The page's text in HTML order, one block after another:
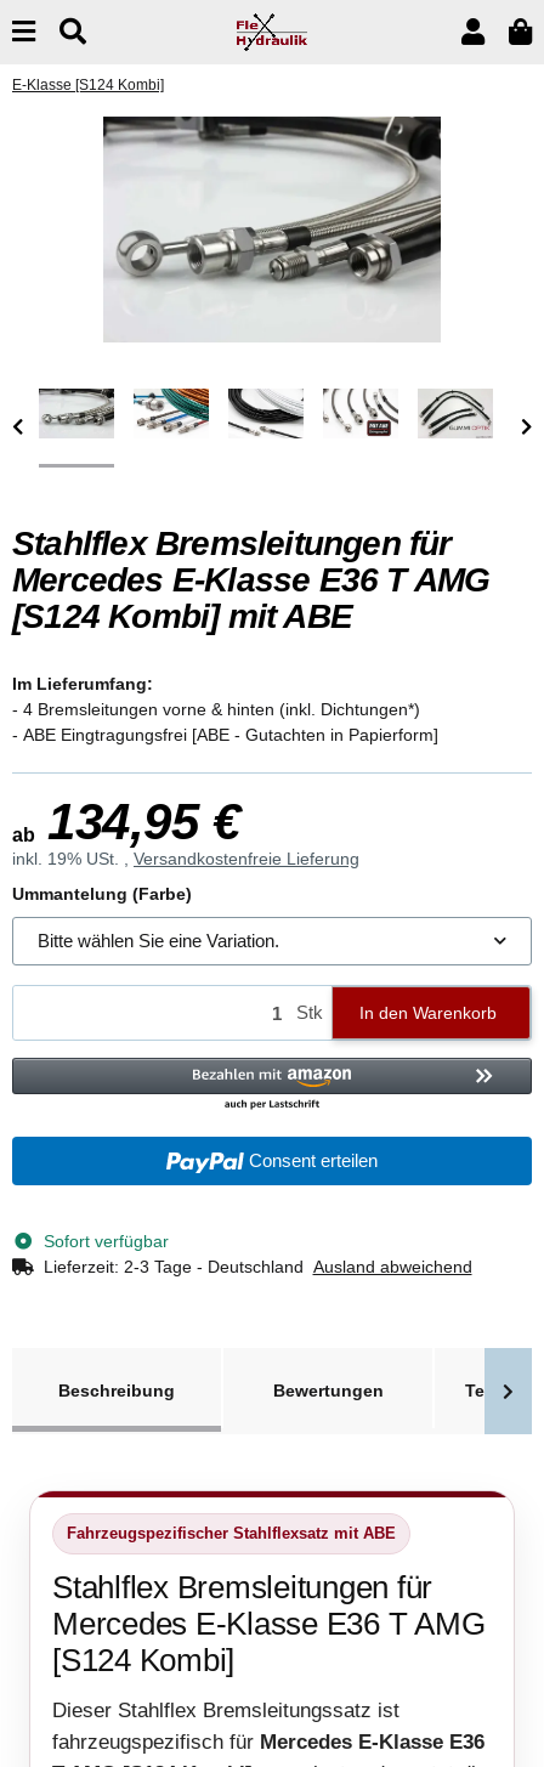
E-Klasse [S124 Kombi]
Stahlflex Bremsleitungen für
Mercedes E-Klasse E36 T AMG
[S124 Kombi] mit ABE
Im Lieferumfang:
- 4 Bremsleitungen vorne & hinten (inkl. Dichtungen*)
- ABE Eingtragungsfrei [ABE - Gutachten in Papierform]
ab 134,95 €
inkl. 19% USt. , Versandkostenfreie Lieferung
Ummantelung (Farbe)
Bitte wählen Sie eine Variation.
Stk In den Warenkorb
Consent erteilen
Sofort verfügbar
Lieferzeit: 2-3 Tage - Deutschland Ausland abweichend
Beschreibung
Bewertungen
Fahrzeugspezifischer Stahlflexsatz mit ABE
Stahlflex Bremsleitungen für
Mercedes E-Klasse E36 T AMG
[S124 Kombi]
Dieser Stahlflex Bremsleitungssatz ist
fahrzeugspezifisch für Mercedes E-Klasse E36